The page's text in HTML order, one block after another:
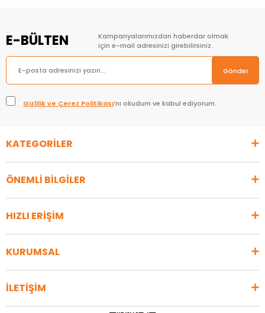
E-BÜLTEN
Kampanyalarımızdan haberdar olmak
için e-mail adresinizi girebilirsiniz.
Gönder
Gizlilik ve Çerez Politikası’nı okudum ve kabul ediyorum.
KATEGORİLER
ÖNEMLİ BİLGİLER
HIZLI ERİŞİM
KURUMSAL
İLETİŞİM